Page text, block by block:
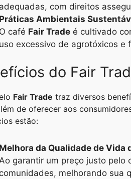
adequadas, com direitos
Práticas Ambientais
O café Fair Trade é cultivado
uso excessivo de agrotóxicos
do Fair
Fair Trade traz diversos
de oferecer aos
estão:
Melhora da Qualidade de Vida
Ao garantir um preço justo pelo
comunidades, melhorando sua